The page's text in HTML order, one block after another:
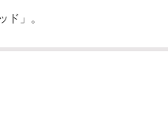
ド」。